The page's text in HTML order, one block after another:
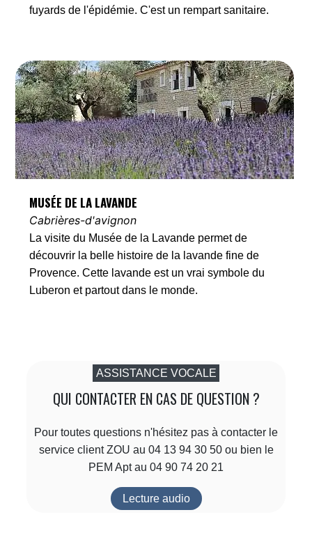
fuyards de l'épidémie. C'est un rempart sanitaire.
MUSÉE DE LA LAVANDE
Cabrières-d'avignon
La visite du Musée de la Lavande permet de
découvrir la belle histoire de la lavande fine de
Provence. Cette lavande est un vrai symbole du
Luberon et partout dans le monde.
ASSISTANCE VOCALE
QUI CONTACTER EN CAS DE QUESTION ?
Pour toutes questions n'hésitez pas à contacter le
service client ZOU au 04 13 94 30 50 ou bien le
PEM Apt au 04 90 74 20 21
Lecture audio